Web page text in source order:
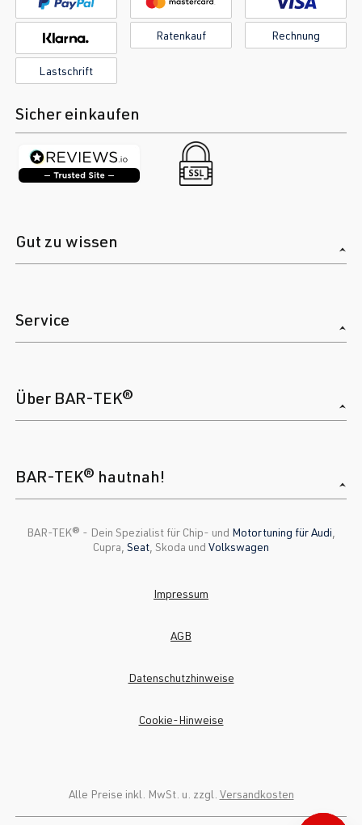
Ratenkauf Rechnung
Lastschrift
Sicher einkaufen
Gut zu wissen
Service
Über BAR-TEK®
BAR-TEK® hautnah!
BAR-TEK®️ - Dein Spezialist für Chip- und Motortuning für Audi
Cupra, Seat , Skoda und Volkswagen
Alle Preise inkl. MwSt. u. zzgl. Versandkosten
Impressum
AGB
Datenschutzhinweise
Cookie-Hinweise